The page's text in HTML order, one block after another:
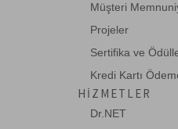
74LS253
DUAL 4-1
Müşteri
Projeler
Sertifika ve
Kredi Kartı
HIZMETLER
Dr.NET